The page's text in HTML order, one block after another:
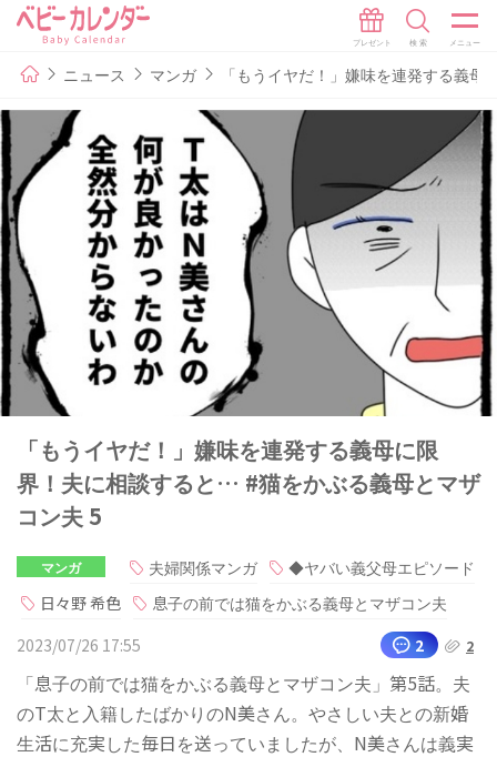
ニュース マンガ 「もうイヤだ！」嫌味を連発する義
「もうイヤだ！」嫌味を連発する義母に限
界！夫に相談すると… #猫をかぶる義母とマザ
コン夫 5
マンガ 夫婦関係マンガ
◆ヤバい義父母エピソード
日々野 希色
息子の前では猫をかぶる義母とマザコン夫
2023/07/26 17:55
2 2
「息子の前では猫をかぶる義母とマザコン夫」第5話。夫
のT太と入籍したばかりのN美さん。やさしい夫との新婚
生活に充実した毎日を送っていましたが、N美さんは義実